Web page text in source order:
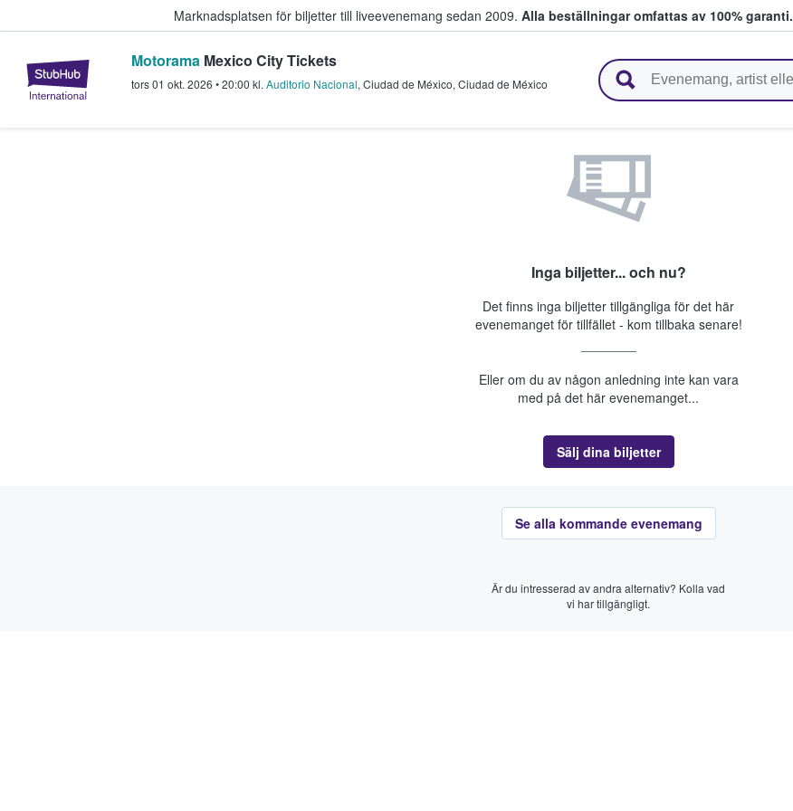
Marknadsplatsen för biljetter till liveevenemang sedan 2009. Alla beställningar omfattas av 100% garanti.
StubHub – där fans köper och säljer biljetter.
Motorama Mexico City Tickets
tors 01 okt. 2026 •20:00 kl. Auditorio Nacional, Ciudad de México, Ciudad de México
Inga biljetter... och nu?
Det finns inga biljetter tillgängliga för det här
evenemanget för tillfället - kom tillbaka senare!
Eller om du av någon anledning inte kan vara
med på det här evenemanget...
Sälj dina biljetter
Se alla kommande evenemang
Är du intresserad av andra alternativ? Kolla vad
vi har tillgängligt.